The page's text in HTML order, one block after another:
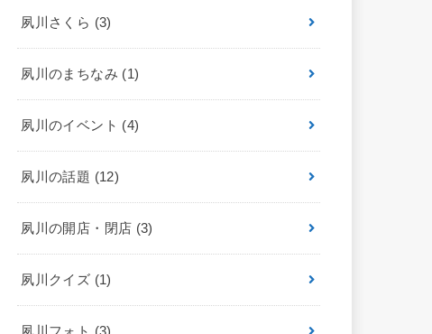
夙川さくら (3)
夙川のまちなみ (1)
夙川のイベント (4)
夙川の話題 (12)
夙川の開店・閉店 (3)
夙川クイズ (1)
夙川フォト (3)